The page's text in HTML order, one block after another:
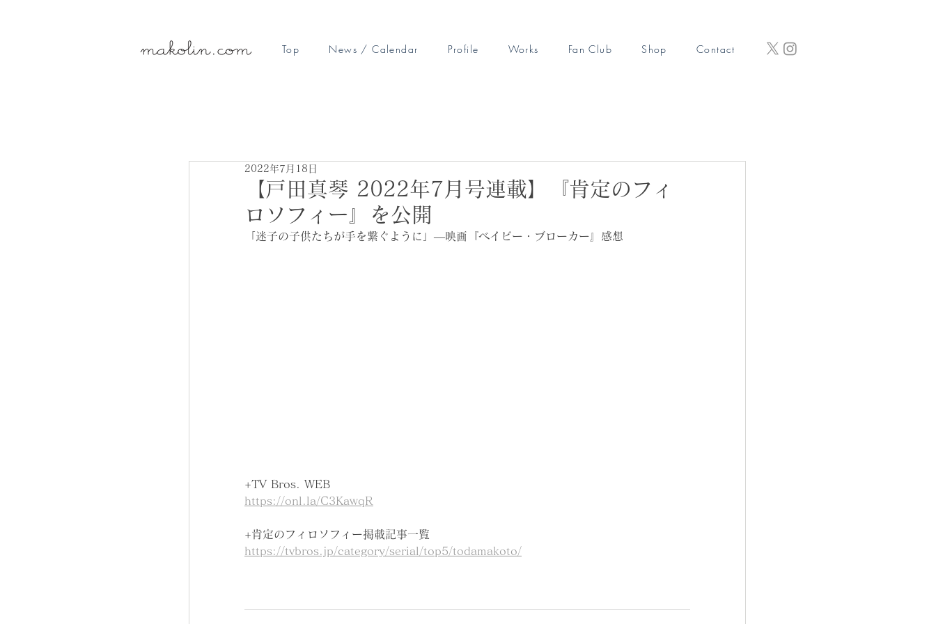
Top News / Calendar Profile Works Fan Club Shop Contact
【戸田真琴 2022年7月号連載】『肯定のフィ
ロソフィー』を公開
2022年7月18日
「迷子の子供たちが手を繋ぐように」―映画『ベイビー・ブローカー』感想
+TV Bros. WEB
https://onl.la/C3KawqR
+肯定のフィロソフィー掲載記事一覧
https://tvbros.jp/category/serial/top5/todamakoto/